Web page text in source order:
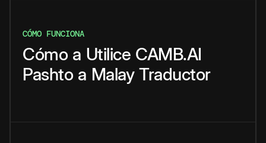
CÓMO FUNCIONA
Cómo a Utilice CAMB.AI
Pashto a Malay Traductor